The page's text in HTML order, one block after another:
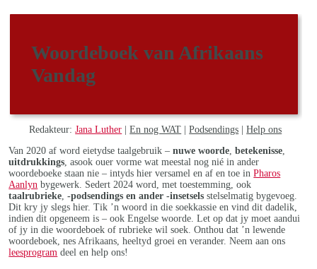
Woordeboek van Afrikaans
Vandag
Redakteur:Jana Luther |En nog WAT |Podsendings |Help ons
Van 2020 af word eietydse taalgebruik –nuwe woorde ,betekenisse
uitdrukkings , asook ouer vorme wat meestal nog nié in ander
woordeboeke staan nie – intyds hier versamel en af en toe inPharos
Aanlyn bygewerk. Sedert 2024 word, met toestemming, ook
taalrubrieke ,-podsendings en ander -insetsels stelselmatig bygevoeg.
Dit kry jy slegs hier. Tik ’n woord in die soekkassie en vind dit dadelik,
indien dit opgeneem is – ook Engelse woorde. Let op dat jy moet aandui
of jy in die woordeboek of rubrieke wil soek. Onthou dat ’n lewende
woordeboek, nes Afrikaans, heeltyd groei en verander. Neem aan ons
leesprogram deel en help ons!